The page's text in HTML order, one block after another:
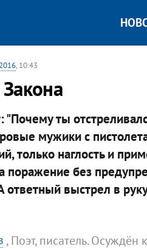
, 10:43
ты
мужики с
только наглость и
поражение без
ответный выстрел в
, Поэт, писатель.